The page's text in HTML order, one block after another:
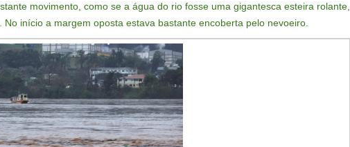
movimento, como se a água do rio fosse uma gigantesca esteira rolante,
início a margem oposta estava bastante encoberta pelo nevoeiro.